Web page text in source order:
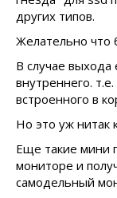
других типов.
Желательно что
В случае выхода
внутреннего. т.е.
встроенного в
Но это уж нитак
Еще такие мини
мониторе и
самодельный